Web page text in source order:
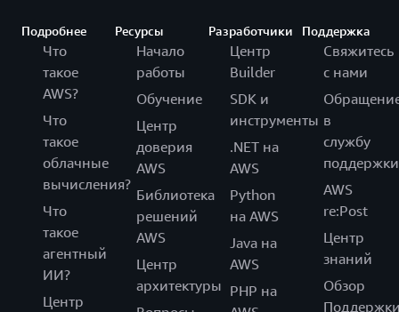
Подробнее
Что
такое
AWS?
Что
такое
облачные
вычисления?
Что
такое
агентный
ИИ?
Центр
Ресурсы
Начало
работы
Обучение
Центр
доверия
AWS
Библиотека
решений
AWS
Центр
архитектуры
Разработчики
Центр
Builder
SDK и
инструменты
.NET на
AWS
Python
на AWS
Java на
AWS
PHP на
Поддержка
Свяжитесь
с нами
в
службу
поддержки
AWS
re:Post
Центр
знаний
Обзор